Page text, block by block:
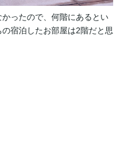
ったので、何階にあるとい
宿泊したお部屋は2階だと思